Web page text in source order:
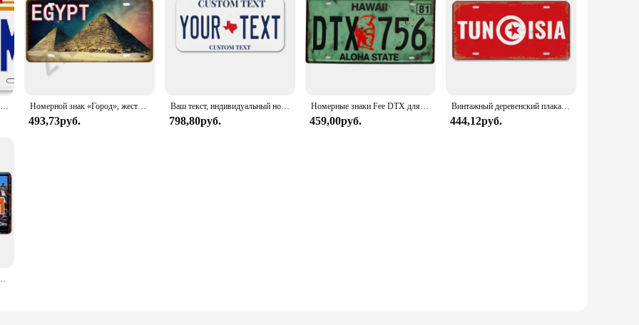
Еще в будущее, Реплика, штампованный Алюминиевый номерной знак | Outatime | Новинка, автомобильная бирка 12x6 дюймов Номерной знак «Город», жестяной знак, артизийский жестяной знак, декор для стен дома, гараж, бар, паб, клуб, кафе, кухня, ориентировочный металлический знак, искусство
493,73руб.
Ваш текст, индивидуальный номерной знак, алюминиевый знак, индивидуальный текст, индивидуальное имя, плакат, декор для бара, кафе, 12x6 дюймов
798,80руб.
Номерные знаки Fee DTX для украшения стен, металлические жестяные знаки, винтажные автомобильные знаки для кафе, бара, клуба, гаража, пабов
459,00руб.
Винтажный деревенский плакат, номерные знаки, Саудовская Аравия, Сингапур, Таиланд, металлический алюминиевый знак для бара, гаража, клуба, домашний декор стены
444,12руб.
украшение для стен, Декор для дома, рисование, таблички, художественный плакат